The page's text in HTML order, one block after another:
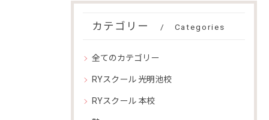
カテゴリー Categories
全てのカテゴリー
RYスクール 光明池校
RYスクール 本校